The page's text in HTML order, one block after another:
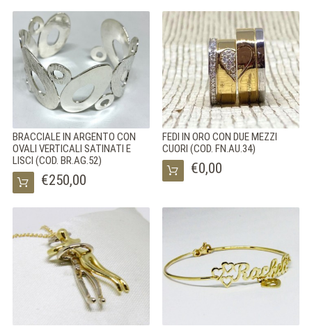
BRACCIALE IN ARGENTO CON
OVALI VERTICALI SATINATI E
LISCI (COD. BR.AG.52)
€250,00
FEDI IN ORO CON DUE MEZZI
CUORI (COD. FN.AU.34)
€0,00